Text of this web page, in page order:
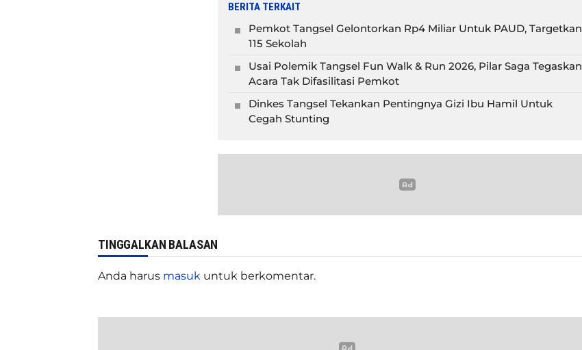
BERITA TERKAIT
Pemkot Tangsel Gelontorkan Rp4 Miliar Untuk PAUD, Targetkan
115 Sekolah
Usai Polemik Tangsel Fun Walk & Run 2026, Pilar Saga Tegaskan
Acara Tak Difasilitasi Pemkot
Dinkes Tangsel Tekankan Pentingnya Gizi Ibu Hamil Untuk
Cegah Stunting
TINGGALKAN BALASAN
Anda harus masuk untuk berkomentar.